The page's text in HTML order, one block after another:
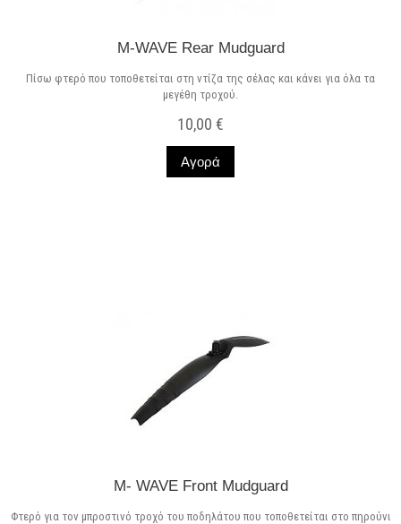
M-WAVE Rear Mudguard
Πίσω φτερό που τοποθετείται στη ντίζα της σέλας και κάνει για όλα τα
μεγέθη τροχού.
10,00 €
Αγορά
M- WAVE Front Mudguard
Φτερό για τον μπροστινό τροχό του ποδηλάτου που τοποθετείται στο πηρούνι